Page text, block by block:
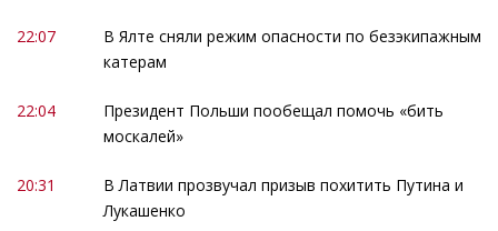
22:07
В Ялте сняли режим опасности по безэкипажным
катерам
22:04
Президент Польши пообещал помочь «бить
москалей»
20:31
В Латвии прозвучал призыв похитить Путина и
Лукашенко